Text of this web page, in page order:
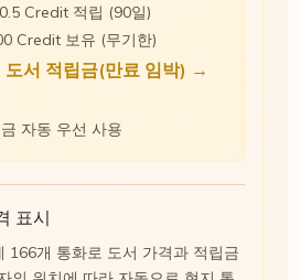
Credit 적립 (90일)
Credit 보유 (무기한)
도서 적립금(만료 임박) →
자동 우선 사용
표시
166개 통화로 도서 가격과 적립금